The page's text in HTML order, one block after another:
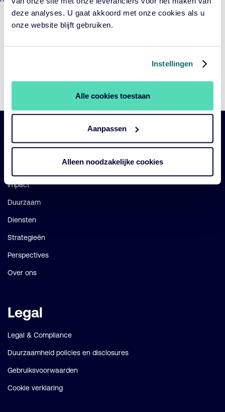
deze analyses. U gaat akkoord met onze cookies als u
onze website blijft gebruiken.
Instellingen
Alle cookies toestaan
Aanpassen
Alleen noodzakelijke cookies
Belangrijke
Navigatie
Impact
Duurzaam
Diensten
Strategieën
Perspectives
Over ons
Legal
Legal & Compliance
Duurzaamheid policies en disclosures
Gebruiksvoorwaarden
Cookie verklaring